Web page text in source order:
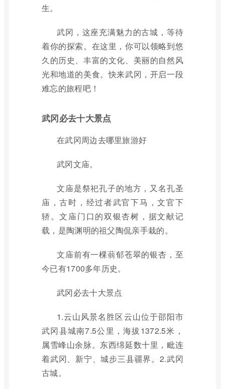
生。
武冈，这座充满魅力的古城，等待
着你的探索。在这里，你可以领略到悠
久的历史、丰富的文化、美丽的自然风
光和地道的美食。快来武冈，开启一段
难忘的旅程吧！
武冈必去十大景点
在武冈周边去哪里旅游好
武冈文庙。
文庙是祭祀孔子的地方，又名孔圣
庙，古时，经过者武官下马，文官下
轿。文庙门口的双银杏树，据文献记
载，是陶渊明的祖父陶侃亲手栽的。
文庙前有一棵蓊郁苍翠的银杏，至
今已有1700多年历史。
武冈必去十大景点
1.云山风景名胜区云山位于邵阳市
武冈县城南7.5公里，海拔1372.5米，
属雪峰山余脉。东西绵延数十里，毗连
着武冈、新宁、城步三县疆界。2.武冈
古城。